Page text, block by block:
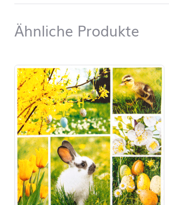
Ähnliche Produkte